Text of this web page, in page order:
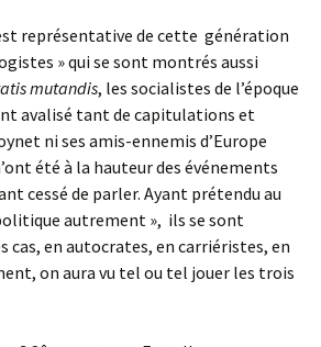
représentative de cette génération
» qui se sont montrés aussi
mutandis, les socialistes de l’époque
avalisé tant de capitulations et
ni ses amis-ennemis d’Europe
été à la hauteur des événements
cessé de parler. Ayant prétendu au
autrement », ils se sont
cas, en autocrates, en carriéristes, en
on aura vu tel ou tel jouer les trois